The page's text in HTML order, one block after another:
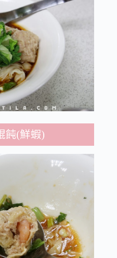
飩(鮮蝦)